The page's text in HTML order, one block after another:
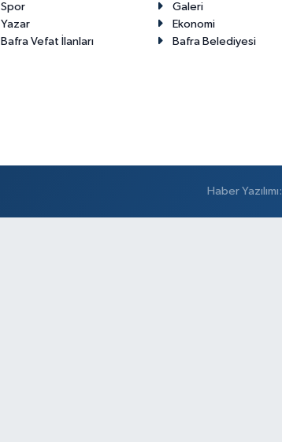
Spor
Galeri
Yazar
Ekonomi
Bafra Vefat İlanları
Bafra Belediyesi
Haber Yazılımı: